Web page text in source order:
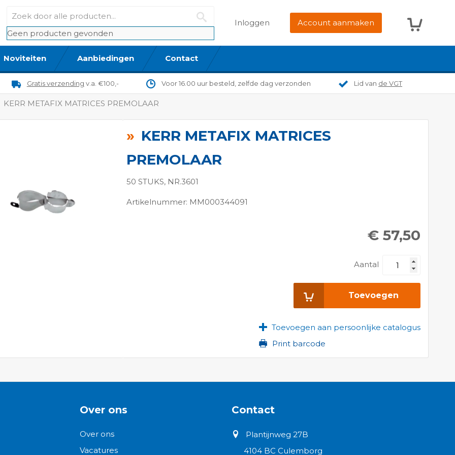
Geen producten gevonden
Inloggen Account aanmaken
Noviteiten Aanbiedingen Contact
Gratis verzending v.a. €100,- Voor 16.00 uur besteld, zelfde dag verzonden Lid van de VGT
KERR METAFIX MATRICES PREMOLAAR
KERR METAFIX MATRICES
PREMOLAAR
50 STUKS, NR.3601
Artikelnummer: MM000344091
€ 57,50
Aantal
Toevoegen
Toevoegen aan persoonlijke catalogus
Print barcode
Over ons
Over ons
Vacatures
Contact
Plantijnweg 27B
4104 BC Culemborg